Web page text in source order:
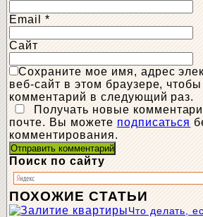
Email*
Сайт
Сохраните мое имя, адрес
веб-сайт в этом браузере,
комментарий в следующий раз.
Получать новые
почте. Вы можете подписаться
комментирования.
Поиск по сайту
ПОХОЖИЕ СТАТЬИ
Что делать,